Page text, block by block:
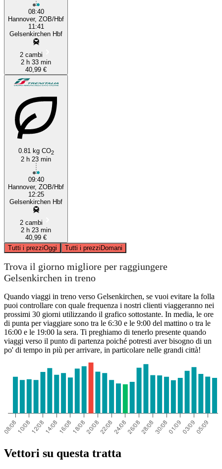
08:40
Hannover, ZOB/Hbf
11:41
Gelsenkirchen Hbf
2 cambi
2 h 33 min
40,99 €
0.81 kg CO2
2 h 23 min
09:40
Hannover, ZOB/Hbf
12:25
Gelsenkirchen Hbf
2 cambi
2 h 23 min
40,99 €
Tutti i prezziOggi Tutti i prezziDomani
Trova il giorno migliore per raggiungere
Gelsenkirchen in treno
Quando viaggi in treno verso Gelsenkirchen, se vuoi evitare la folla
puoi controllare con quale frequenza i nostri clienti viaggeranno nei
prossimi 30 giorni utilizzando il grafico sottostante. In media, le ore
di punta per viaggiare sono tra le 6:30 e le 9:00 del mattino o tra le
16:00 e le 19:00 la sera. Ti preghiamo di tenerlo presente quando
viaggi verso il punto di partenza poiché potresti aver bisogno di un
po' di tempo in più per arrivare, in particolare nelle grandi città!
Vettori su questa tratta